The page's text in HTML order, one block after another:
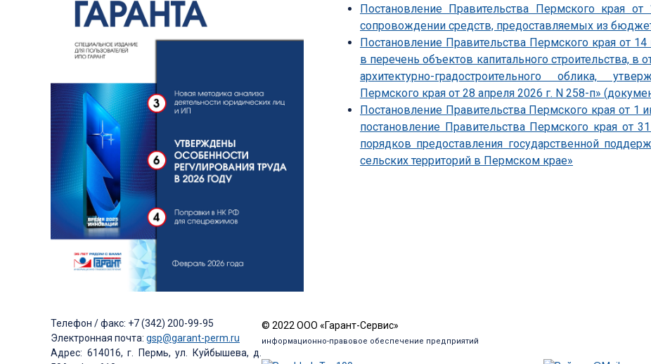
Постановление Правительства Пермского края
сопровождении средств, предоставляемых из
Постановление Правительства Пермского края от
в перечень объектов капитального строительства, в
архитектурно-градостроительного облика,
Пермского края от 28 апреля 2026 г. N 258-п»
Постановление Правительства Пермского края от
постановление Правительства Пермского края от
порядков предоставления государственной
сельских территорий в Пермском крае»
Телефон / факс: +7 (342) 200-99-95
Электронная почта: gsp@garant-perm.ru
Адрес: 614016, г. Пермь, ул. Куйбышева, д.
© 2022 ООО «Гарант-Сервис»
информационно-правовое обеспечение предприятий